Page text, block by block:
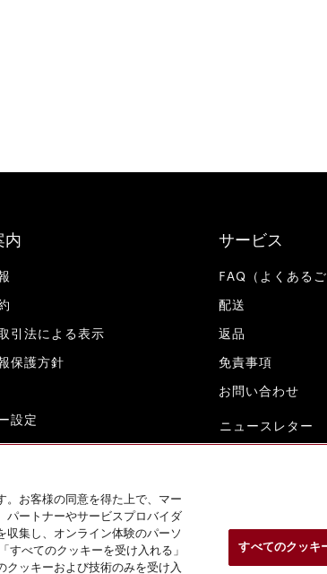
内
引法による表示
保護方針
設定
サービス
FAQ（よくあるご
配送
返品
免責事項
お問い合わせ
ニュースレター
。お客様の同意を得た上で、マー
パートナーやサービスプロバイダ
収集し、オンライン体験のパーソ
すべてのクッキーを受け入れる」
クッキーおよび技術のみを受け入
すべてのクッキ